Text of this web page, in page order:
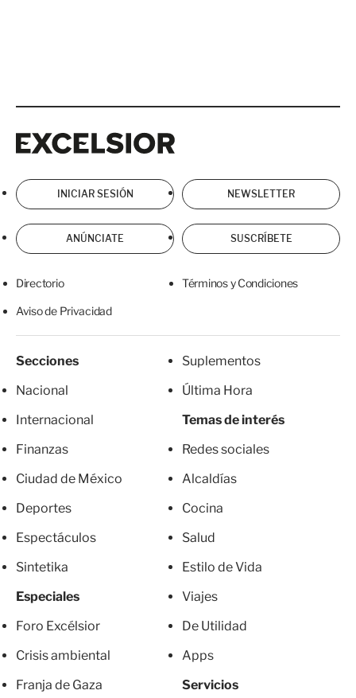
INICIAR SESIÓN NEWSLETTER
ANÚNCIATE SUSCRÍBETE
Directorio Términos y Condiciones
Aviso de Privacidad
Secciones
Nacional
Internacional
Finanzas
Ciudad de México
Deportes
Espectáculos
Sintetika
Especiales
Foro Excélsior
Crisis ambiental
Franja de Gaza
Suplementos
Última Hora
Temas de interés
Redes sociales
Alcaldías
Cocina
Salud
Estilo de Vida
Viajes
De Utilidad
Apps
Servicios